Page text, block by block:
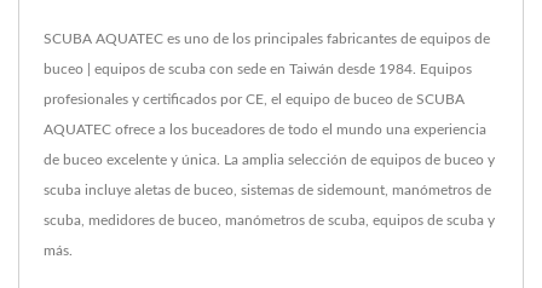
SCUBA AQUATEC es uno de los principales fabricantes de equipos de
buceo | equipos de scuba con sede en Taiwán desde 1984. Equipos
profesionales y certificados por CE, el equipo de buceo de SCUBA
AQUATEC ofrece a los buceadores de todo el mundo una experiencia
de buceo excelente y única. La amplia selección de equipos de buceo y
scuba incluye aletas de buceo, sistemas de sidemount, manómetros de
scuba, medidores de buceo, manómetros de scuba, equipos de scuba y
más.